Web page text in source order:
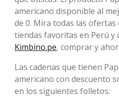
americano disponible al
de 0. Mira todas las
tiendas favoritas en Perú y
Kimbino.pe, comprar y
Las cadenas que tienen
americano con descuento
en los siguientes folletos: